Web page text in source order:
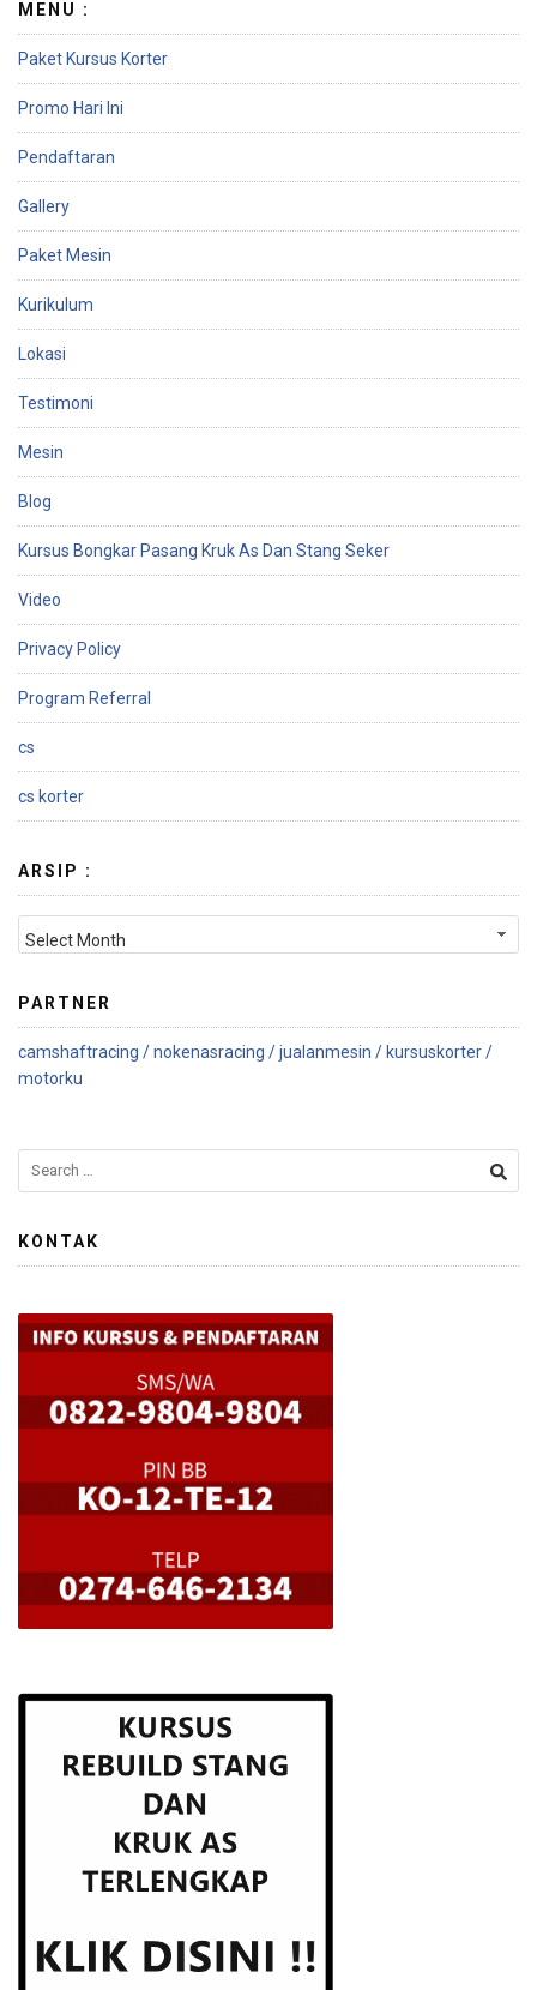
MENU :
Paket Kursus Korter
Promo Hari Ini
Pendaftaran
Gallery
Paket Mesin
Kurikulum
Lokasi
Testimoni
Mesin
Blog
Kursus Bongkar Pasang Kruk As Dan Stang Seker
Video
Privacy Policy
Program Referral
cs
cs korter
ARSIP :
PARTNER
camshaftracing /nokenasracing /jualanmesin / kursuskorter /
motorku
KONTAK